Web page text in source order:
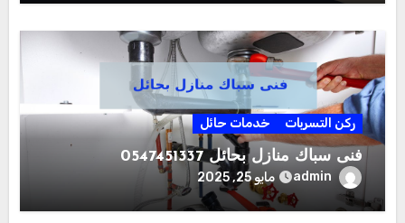
ركن التسربات خدمات حائل
فنى سباك منازل بحائل 0547451337
admin مايو 25, 2025